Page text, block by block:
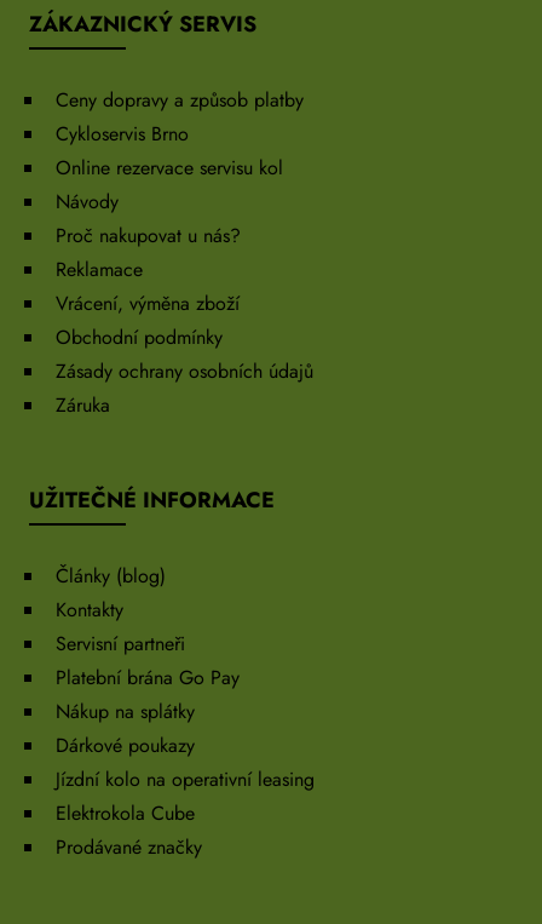
ZÁKAZNICKÝ SERVIS
Ceny dopravy a způsob platby
Cykloservis Brno
Online rezervace servisu kol
Návody
Proč nakupovat u nás?
Reklamace
Vrácení, výměna zboží
Obchodní podmínky
Zásady ochrany osobních údajů
Záruka
UŽITEČNÉ INFORMACE
Články (blog)
Kontakty
Servisní partneři
Platební brána Go Pay
Nákup na splátky
Dárkové poukazy
Jízdní kolo na operativní leasing
Elektrokola Cube
Prodávané značky